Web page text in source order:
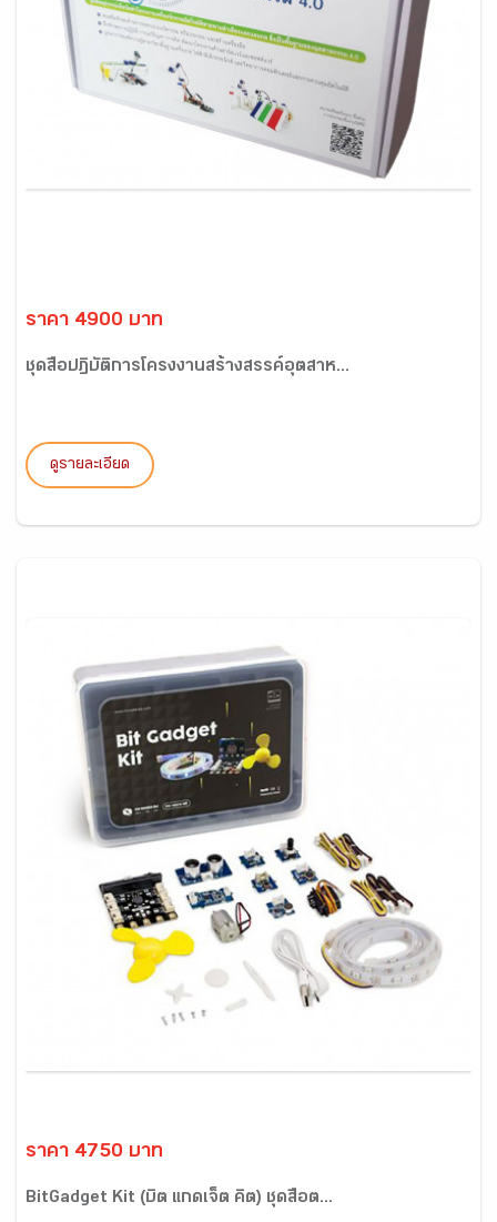
ราคา 4900 บาท
ชุดสื่อปฏิบัติการโครงงานสร้างสรรค์อุตสาห...
ดูรายละเอียด
ราคา 4750 บาท
BitGadget Kit (บิต แกดเจ็ต คิต) ชุดสื่อต...